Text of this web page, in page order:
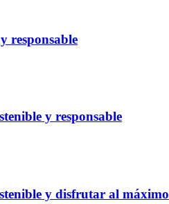
responsable
y responsable
y disfrutar al máximo